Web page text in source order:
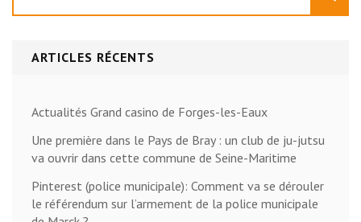
ARTICLES RÉCENTS
Actualités Grand casino de Forges-les-Eaux
Une première dans le Pays de Bray : un club de ju-jutsu
va ouvrir dans cette commune de Seine-Maritime
Pinterest (police municipale): Comment va se dérouler
le référendum sur l’armement de la police municipale